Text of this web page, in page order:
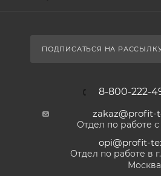
ПОДПИСАТЬСЯ НА
8-800-222-
zakaz@profit-
Отдел по работе
opi@profit-
Отдел по работе в
Москва